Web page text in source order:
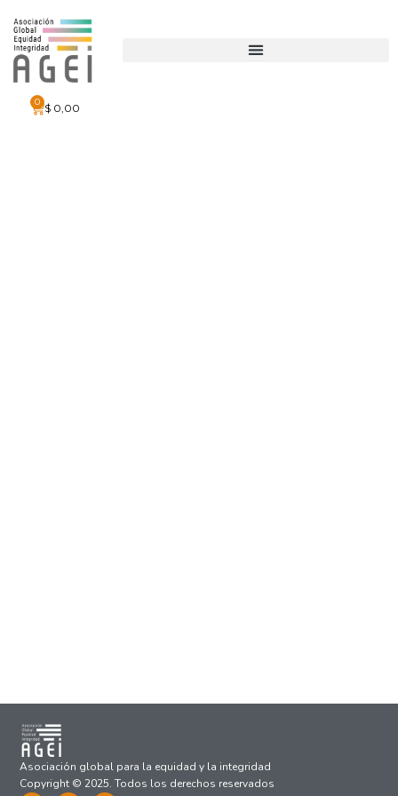
$ 0,00
0
Asociación global para la equidad y la integridad
Copyright © 2025. Todos los derechos reservados